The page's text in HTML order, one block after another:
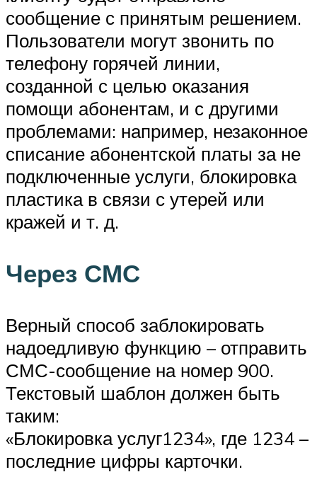
сообщение с принятым решением.
Пользователи могут звонить по
телефону горячей линии,
созданной с целью оказания
помощи абонентам, и с другими
проблемами: например, незаконное
списание абонентской платы за не
подключенные услуги, блокировка
пластика в связи с утерей или
кражей и т. д.
Через СМС
Верный способ заблокировать
надоедливую функцию – отправить
СМС-сообщение на номер 900.
Текстовый шаблон должен быть
таким:
«Блокировка услуг1234», где 1234 –
последние цифры карточки.